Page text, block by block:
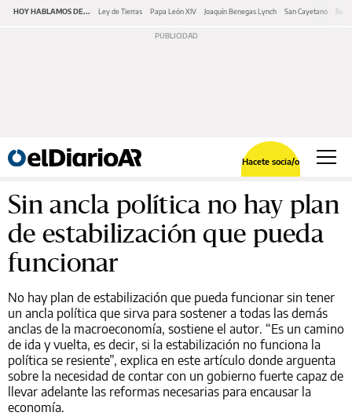
HOY HABLAMOS DE... Ley de Tierras Papa León XIV Joaquín Benegas Lynch San Cayetano
Hacete socia/o
Sin ancla política no hay plan
de estabilización que pueda
funcionar
No hay plan de estabilización que pueda funcionar sin tener
un ancla política que sirva para sostener a todas las demás
anclas de la macroeconomía, sostiene el autor. “Es un camino
de ida y vuelta, es decir, si la estabilización no funciona la
política se resiente”, explica en este artículo donde arguenta
sobre la necesidad de contar con un gobierno fuerte capaz de
llevar adelante las reformas necesarias para encausar la
economía.